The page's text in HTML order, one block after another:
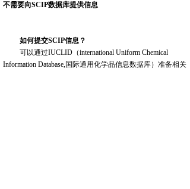
不需要向SCIP数据库提供信息
如何提交SCIP信息？
可以通过IUCLID （international Uniform Chemical
Information Database,国际通用化学品信息数据库）准备相关